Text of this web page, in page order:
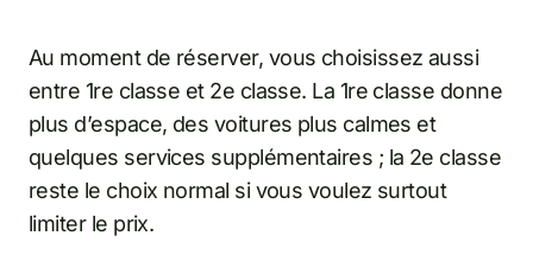
Au moment de réserver, vous choisissez aussi
entre 1re classe et 2e classe. La 1re classe donne
plus d’espace, des voitures plus calmes et
quelques services supplémentaires ; la 2e classe
reste le choix normal si vous voulez surtout
limiter le prix.